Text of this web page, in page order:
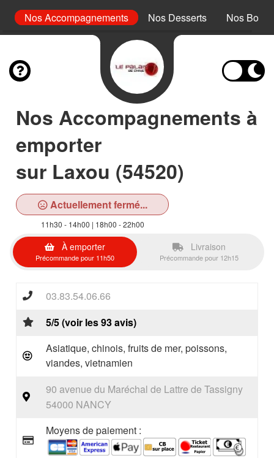
Nos Accompagnements Nos Desserts Nos
Nos Accompagnements à
emporter
sur Laxou (54520)
Actuellement fermé...
11h30 - 14h00 | 18h00 - 22h00
À emporter
Précommande pour 11h50
Livraison
Précommande pour 12h15
03.83.54.06.66
5/5 (voir les 93 avis)
Asiatique, chinois, fruits de mer, poissons,
viandes, vietnamien
90 avenue du Maréchal de Lattre de Tassigny
54000 NANCY
Moyens de paiement :